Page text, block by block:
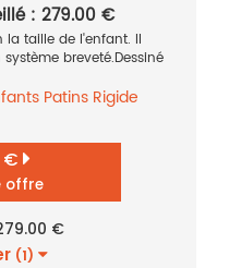
: 279.00 €
la taille de l'enfant. Il
breveté.Dessiné
Patins Rigide
€
offre
€
(1)